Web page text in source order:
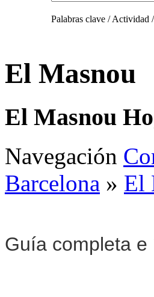
Palabras clave / Actividad
El Masnou
El Masnou
Navegación
Barcelona » El
Guía completa